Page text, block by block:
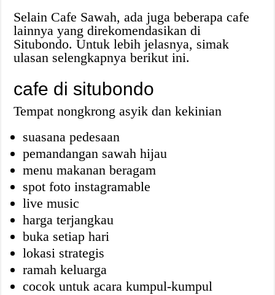
Selain Cafe Sawah, ada juga beberapa cafe
lainnya yang direkomendasikan di
Situbondo. Untuk lebih jelasnya, simak
ulasan selengkapnya berikut ini.
cafe di situbondo
Tempat nongkrong asyik dan kekinian
suasana pedesaan
pemandangan sawah hijau
menu makanan beragam
spot foto instagramable
live music
harga terjangkau
buka setiap hari
lokasi strategis
ramah keluarga
cocok untuk acara kumpul-kumpul